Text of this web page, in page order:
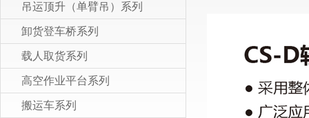
吊运顶升（单臂吊）系列
卸货登车桥系列
载人取货系列
高空作业平台系列
搬运车系列